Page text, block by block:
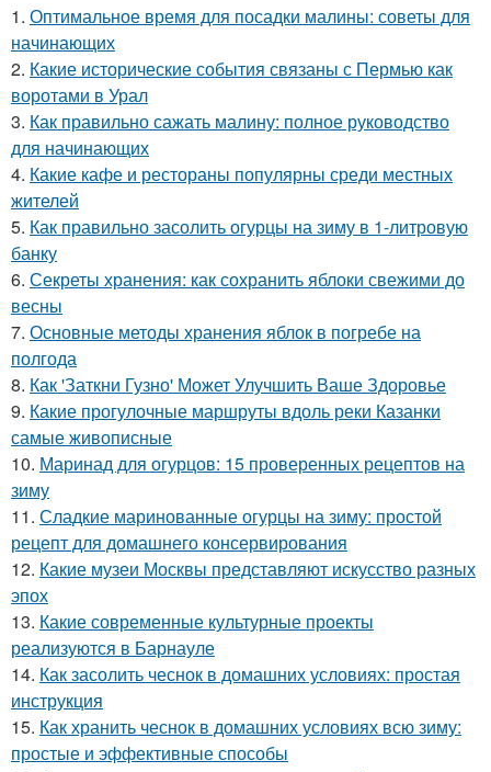
1. Оптимальное время для посадки малины: советы для
начинающих
2. Какие исторические события связаны с Пермью как
воротами в Урал
3. Как правильно сажать малину: полное руководство
для начинающих
4. Какие кафе и рестораны популярны среди местных
жителей
5. Как правильно засолить огурцы на зиму в 1-литровую
банку
6. Секреты хранения: как сохранить яблоки свежими до
весны
7. Основные методы хранения яблок в погребе на
полгода
8. Как 'Заткни Гузно' Может Улучшить Ваше Здоровье
9. Какие прогулочные маршруты вдоль реки Казанки
самые живописные
10. Маринад для огурцов: 15 проверенных рецептов на
зиму
11. Сладкие маринованные огурцы на зиму: простой
рецепт для домашнего консервирования
12. Какие музеи Москвы представляют искусство разных
эпох
13. Какие современные культурные проекты
реализуются в Барнауле
14. Как засолить чеснок в домашних условиях: простая
инструкция
15. Как хранить чеснок в домашних условиях всю зиму:
простые и эффективные способы